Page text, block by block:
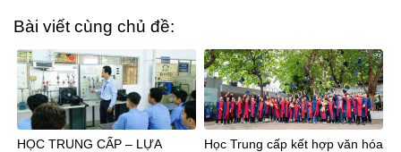
Bài viết cùng chủ đề:
HỌC TRUNG CẤP – LỰA
Học Trung cấp kết hợp văn hóa